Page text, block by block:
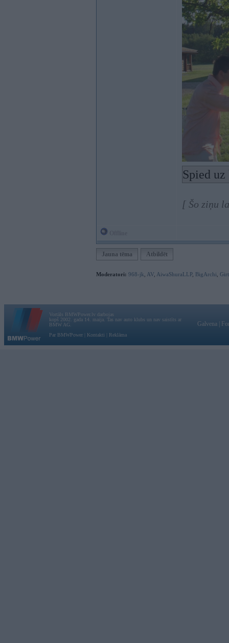
Spied
[ Šo ziņu
Jauna tēma Atbildēt
Moderatori: 968-jk AV AiwaShuraLLP, BigArchi
Vortāls BMWPower.lv darbojas
kopš 2002. gada 14. maija. Tas nav auto klubs un nav saistīts ar
BMW AG.
Par BMWPower
Kontakti Reklāma
Galvena